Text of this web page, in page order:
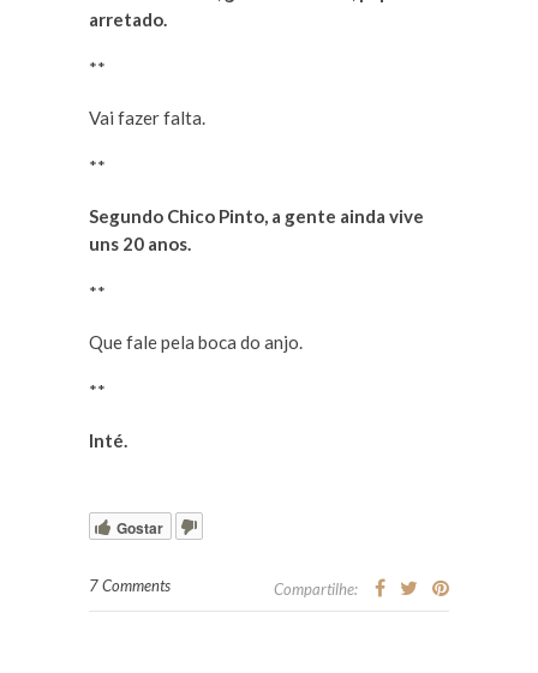
arretado.
**
Vai fazer falta.
**
Segundo Chico Pinto, a gente ainda vive
uns 20 anos.
**
Que fale pela boca do anjo.
**
Inté.
Gostar
7 Comments Compartilhe: